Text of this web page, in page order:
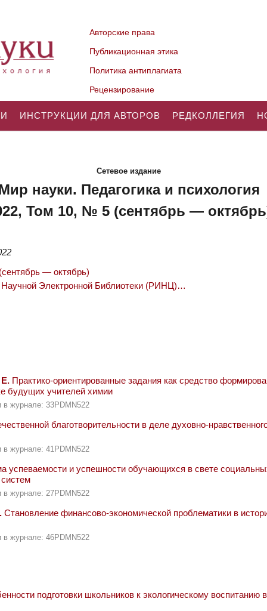
Авторские права
Публикационная этика
Политика антиплагиата
Рецензирование
ИНСТРУКЦИИ ДЛЯ АВТОРОВ РЕДКОЛЛЕГИЯ
Сетевое издание
науки. Педагогика и психология
Том 10, № 5 (сентябрь —
— октябрь)
Научной Электронной Библиотеки (РИНЦ)…
Практико-ориентированные задания как средство
будущих учителей химии
в журнале: 33PDMN522
благотворительности в деле духовно-
в журнале: 41PDMN522
успеваемости и успешности обучающихся в свете
в журнале: 27PDMN522
Становление финансово-экономической проблематики в
в журнале: 46PDMN522
подготовки школьников к экологическому воспитанию